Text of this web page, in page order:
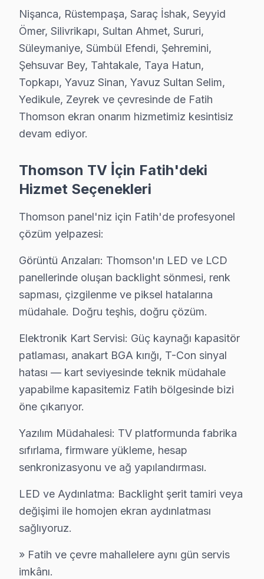
Katip Kasım'da Thomson TV Servisi
Katip Kasım, nispeten yeni bir yerleşim alanı
Kemalpaşa'da Thomson TV Servisi
Kemalpaşa, karışık bir konut yapısına sahip; hem
Koca Mustafapaşa'da Thomson TV Servisi
Küçük Ayasofya'da Thomson TV Servisi
Küçük Ayasofya, tarihî dokusuyla birlikte yoğun bir
Mercan'da Thomson TV Servisi
Mesihpaşa'da Thomson TV Servisi
Mesihpaşa, karmaşık bir konut profiline sahipken,
Mevlanakapı’da, 5-15 yaş arası dairelerde yaşayan
Mimar Hayrettin'de Thomson TV Servisi
Mimar Hayrettin, sanayi ve konut alanının bir arada
Mimar Kemalettin, genellikle orta gelir grubu
Molla Fenari'de Thomson TV Servisi
Molla Fenari, düşük gelirli konutlar ve geniş aile
Molla Gürani'de Thomson TV Servisi
Molla Gürani, kalabalık bir yerleşim yeri olup,
Molla Hüsrev'de Thomson TV Servisi
Nişanca, Rüstempaşa, Saraç İshak, Seyyid
Ömer, Silivrikapı, Sultan Ahmet, Sururi,
Süleymaniye, Sümbül Efendi, Şehremini,
Şehsuvar Bey, Tahtakale, Taya Hatun,
Topkapı, Yavuz Sinan, Yavuz Sultan Selim,
Yedikule, Zeyrek ve çevresinde de Fatih
Thomson ekran onarım hizmetimiz kesintisiz
devam ediyor.
Thomson TV İçin Fatih'deki
Hizmet Seçenekleri
Thomson panel'niz için Fatih'de profesyonel
çözüm yelpazesi:
Görüntü Arızaları: Thomson'ın LED ve LCD
panellerinde oluşan backlight sönmesi, renk
sapması, çizgilenme ve piksel hatalarına
müdahale. Doğru teşhis, doğru çözüm.
Elektronik Kart Servisi: Güç kaynağı kapasitör
patlaması, anakart BGA kırığı, T-Con sinyal
hatası — kart seviyesinde teknik müdahale
yapabilme kapasitemiz Fatih bölgesinde bizi
öne çıkarıyor.
Yazılım Müdahalesi: TV platformunda fabrika
sıfırlama, firmware yükleme, hesap
senkronizasyonu ve ağ yapılandırması.
LED ve Aydınlatma: Backlight şerit tamiri veya
değişimi ile homojen ekran aydınlatması
sağlıyoruz.
» Fatih ve çevre mahallelere aynı gün servis
imkânı.